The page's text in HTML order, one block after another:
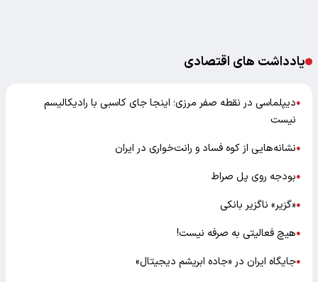
یادداشت های اقتصادی
●دیپلماسی در نقطه صفر مرزی؛ اینجا جای کاسبی با رادیکالیسم
نیست
●نشانه‌هایی از کوه فساد و رانت‌خواری در ایران
●بودجه روی پل صراط
●«گزیر» ناگزیر بانکی
●هیچ فعالیتی به صرفه نیست!
●جایگاه ایران در «جاده ابریشم دیجیتال»